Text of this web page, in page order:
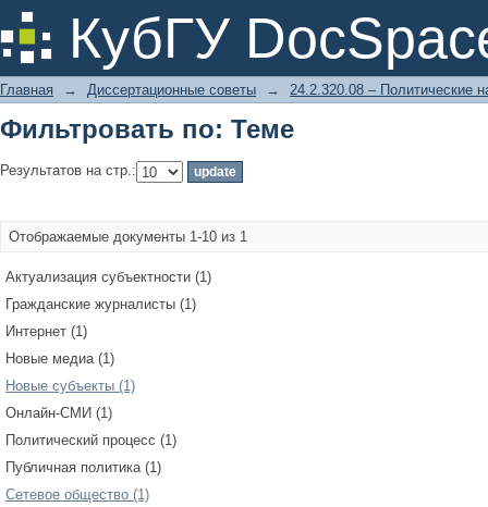
КубГУ
Фильтровать по: Теме
Главная → Диссертационные советы → 24.2.320.08 – Политические
Фильтровать по: Теме
Результатов на стр.:
Отображаемые документы 1-10 из 1
Актуализация субъектности (1)
Гражданские журналисты (1)
Интернет (1)
Новые медиа (1)
Новые субъекты (1)
Онлайн-СМИ (1)
Политический процесс (1)
Публичная политика (1)
Сетевое общество (1)